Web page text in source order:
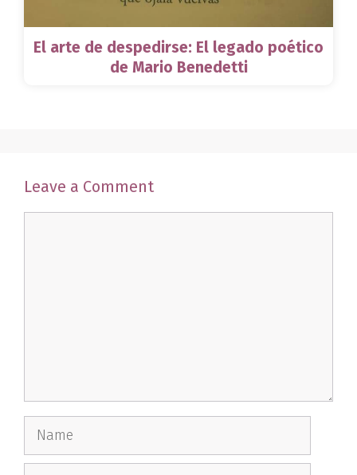
El arte de despedirse: El legado poético
de Mario Benedetti
Leave a Comment
Name